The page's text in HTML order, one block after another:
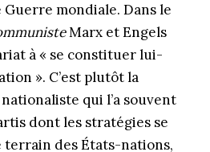
mondiale. Dans le
Marx et Engels
à « se constituer lui-
». C’est plutôt la
qui l’a souvent
dont les stratégies se
terrain des États-nations,